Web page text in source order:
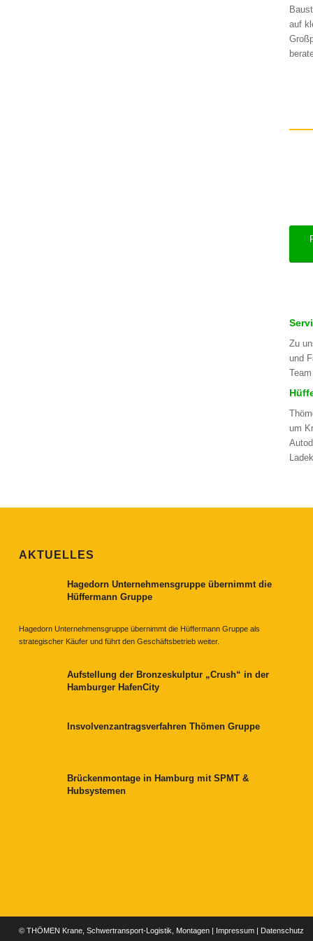
auf
Zu
und
um
AKTUELLES
Hagedorn Unternehmensgruppe übernimmt die
Hüffermann Gruppe
Hagedorn Unternehmensgruppe übernimmt die Hüffermann Gruppe als
strategischer Käufer und führt den Geschäftsbetrieb weiter.
Aufstellung der Bronzeskulptur „Crush“ in der
Hamburger HafenCity
Insvolvenzantragsverfahren Thömen Gruppe
Brückenmontage in Hamburg mit SPMT &
Hubsystemen
© THÖMEN Krane, Schwertransport-Logistik, Montagen | Impressum | Datenschutz